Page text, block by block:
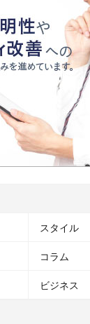
スタイル
コラム
ビジネス